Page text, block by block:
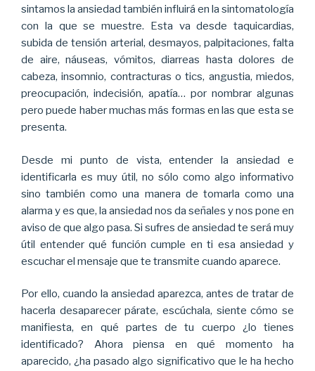
sintamos la ansiedad también influirá en la sintomatología
con la que se muestre. Esta va desde taquicardias,
subida de tensión arterial, desmayos, palpitaciones, falta
de aire, náuseas, vómitos, diarreas hasta dolores de
cabeza, insomnio, contracturas o tics, angustia, miedos,
preocupación, indecisión, apatía… por nombrar algunas
pero puede haber muchas más formas en las que esta se
presenta.
Desde mi punto de vista, entender la ansiedad e
identificarla es muy útil, no sólo como algo informativo
sino también como una manera de tomarla como una
alarma y es que, la ansiedad nos da señales y nos pone en
aviso de que algo pasa. Si sufres de ansiedad te será muy
útil entender qué función cumple en ti esa ansiedad y
escuchar el mensaje que te transmite cuando aparece.
Por ello, cuando la ansiedad aparezca, antes de tratar de
hacerla desaparecer párate, escúchala, siente cómo se
manifiesta, en qué partes de tu cuerpo ¿lo tienes
identificado? Ahora piensa en qué momento ha
aparecido, ¿ha pasado algo significativo que le ha hecho